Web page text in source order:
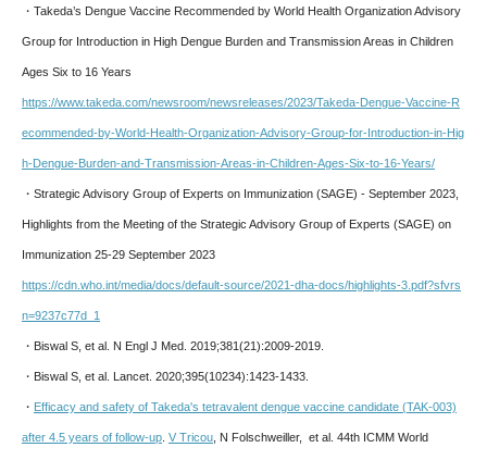
・Takeda’s Dengue Vaccine Recommended by World Health Organization Advisory
Group for Introduction in High Dengue Burden and Transmission Areas in Children
Ages Six to 16 Years
https://www.takeda.com/newsroom/newsreleases/2023/Takeda-Dengue-Vaccine-R
ecommended-by-World-Health-Organization-Advisory-Group-for-Introduction-in-Hig
h-Dengue-Burden-and-Transmission-Areas-in-Children-Ages-Six-to-16-Years/
・Strategic Advisory Group of Experts on Immunization (SAGE) - September 2023,
Highlights from the Meeting of the Strategic Advisory Group of Experts (SAGE) on
Immunization 25-29 September 2023
https://cdn.who.int/media/docs/default-source/2021-dha-docs/highlights-3.pdf?sfvrs
n=9237c77d_1
・Biswal S, et al. N Engl J Med. 2019;381(21):2009-2019.
・Biswal S, et al. Lancet. 2020;395(10234):1423-1433.
・ Efficacy and safety of Takeda's tetravalent dengue vaccine candidate (TAK-003)
after 4.5 years of follow-up V Tricou , N Folschweiller, et al. 44th ICMM World